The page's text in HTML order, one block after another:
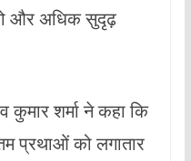
और अधिक सुदृढ़
कुमार शर्मा ने कहा कि
प्रथाओं को लगातार